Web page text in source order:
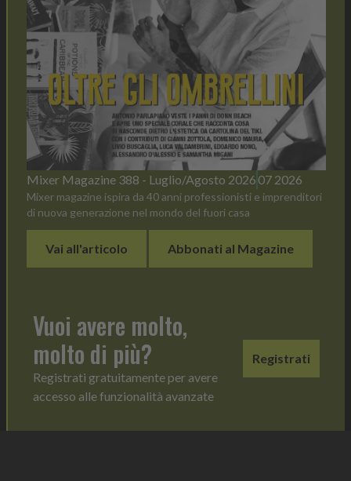
Mixer Magazine 388 - Luglio/Agosto 2026 07 2026
Mixer magazine ispira da 40 anni professionisti e imprenditori
di nuova generazione nel mondo del fuori casa
Vai all'articolo Abbonati al Magazine
Vuoi avere molto,
molto di più?
Registrati gratuitamente per avere
accesso alle funzionalità avanzate
Registrati